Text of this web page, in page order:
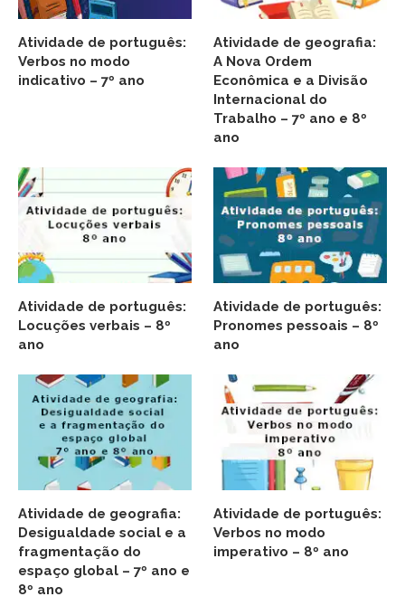
Atividade de português:
Verbos no modo
indicativo – 7º ano
Atividade de geografia:
A Nova Ordem
Econômica e a Divisão
Internacional do
Trabalho – 7º ano e 8º
ano
Atividade de português:
Locuções verbais – 8º
ano
Atividade de português:
Pronomes pessoais – 8º
ano
Atividade de geografia:
Desigualdade social e a
fragmentação do
espaço global – 7º ano e
8º ano
Atividade de português:
Verbos no modo
imperativo – 8º ano